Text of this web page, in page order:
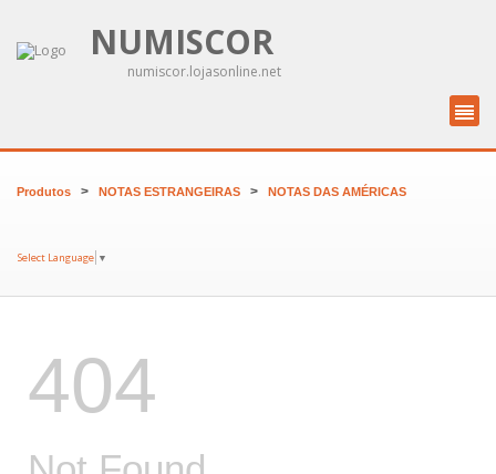
NUMISCOR
numiscor.lojasonline.net
Produtos > NOTAS ESTRANGEIRAS > NOTAS DAS AMÉRICAS
Select Language ▼